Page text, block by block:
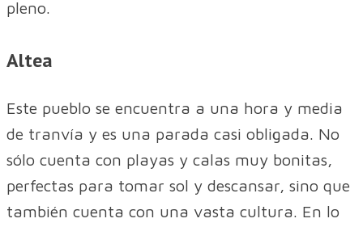
pleno.
Altea
Este pueblo se encuentra a una hora y media
de tranvía y es una parada casi obligada. No
sólo cuenta con playas y calas muy bonitas,
perfectas para tomar sol y descansar, sino que
también cuenta con una vasta cultura. En lo